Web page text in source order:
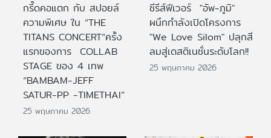
กรี๊ดคอแตก กับ สปอยล์
ความพิเศษ ใน “THE
TITANS CONCERT”ครั้ง
แรกของการ COLLAB
STAGE ของ 4 เทพ
“BAMBAM-JEFF
SATUR-PP -TIMETHAI”
25 พฤษภาคม 2026
ซีรีส์ฟีเวอร์ "อัพ-ภูมิ"
ผนึกกำลังเปิดโครงการ
"We Love Silom" ปลุกสี
ลมสู่เดสติเนชั่นระดับโลก!!
25 พฤษภาคม 2026